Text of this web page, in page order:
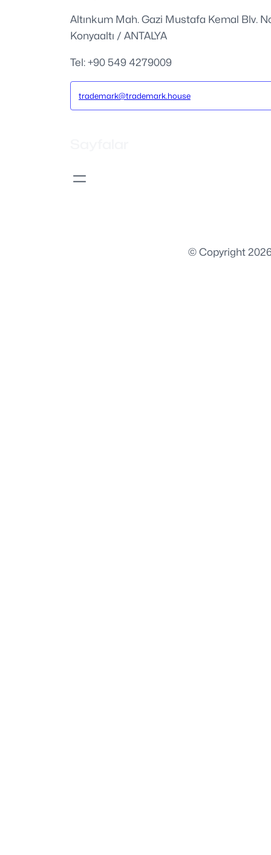
Altınkum Mah. Gazi Mustafa Kemal Blv.
Konyaaltı / ANTALYA
Tel: +90 549 4279009
trademark@trademark.house
© Copyright